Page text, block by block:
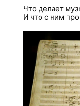
Что делает
И что с ним